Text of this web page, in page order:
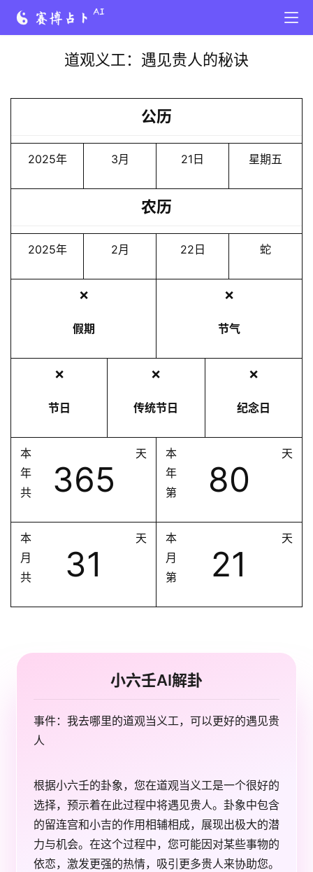
道观义工：遇见贵人的秘诀
公历
2025年 3月 21日 星期五
农历
2025年 2月 22日 蛇
❌
假期
❌
节气
❌
节日
❌
传统节日
❌
纪念日
本
年
共
365
天
本
年
第
80
天
本
月
共
31
天
本
月
第
21
天
小六壬AI解卦
事件：我去哪里的道观当义工，可以更好的遇见贵
人
根据小六壬的卦象，您在道观当义工是一个很好的
选择，预示着在此过程中将遇见贵人。卦象中包含
的留连宫和小吉的作用相辅相成，展现出极大的潜
力与机会。在这个过程中，您可能因对某些事物的
依恋，激发更强的热情，吸引更多贵人来协助您。